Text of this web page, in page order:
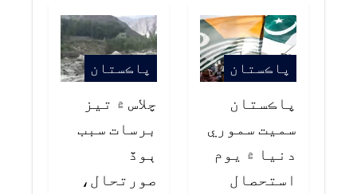
پاڪستان
پاڪستان
سميت سموري
دنيا ۾ يوم
استحصال
پاڪستان
چلاس ۾ تيز
برسات سبب
ٻوڏ
صورتحال،